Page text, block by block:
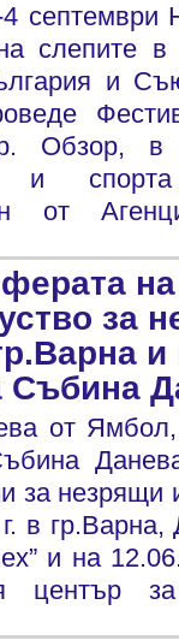
септември
слепите
и
Обзор, в
и
от
на
за
и
Събина
от
за незрящи
в
и на
център